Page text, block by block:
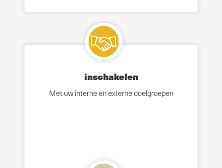
inschakelen
Met uw interne en externe doelgroepen